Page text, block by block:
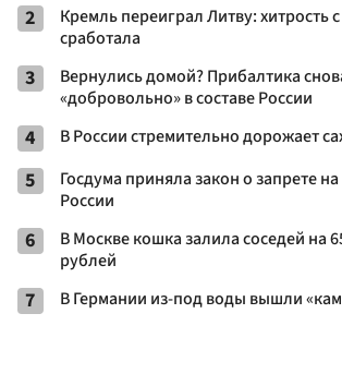
2
Кремль переиграл Литву: хитрость
сработала
3
Вернулись домой? Прибалтика
«добровольно» в составе России
4 В России стремительно дорожает
5
Госдума приняла закон о запрете
России
6
В Москве кошка залила соседей на
рублей
7 В Германии из-под воды вышли